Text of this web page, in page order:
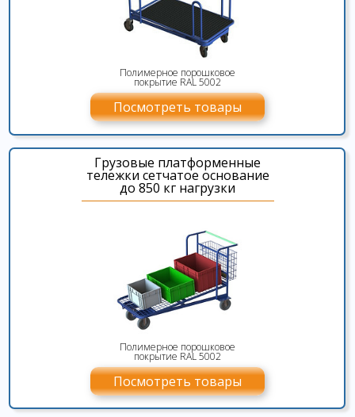
Посмотреть товары
Полимерное порошковое
покрытие RAL 5002
Грузовые платформенные
тележки сетчатое основание
до 850 кг нагрузки
Посмотреть товары
Полимерное порошковое
покрытие RAL 5002